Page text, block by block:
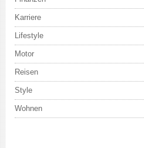
Karriere
Lifestyle
Motor
Reisen
Style
Wohnen